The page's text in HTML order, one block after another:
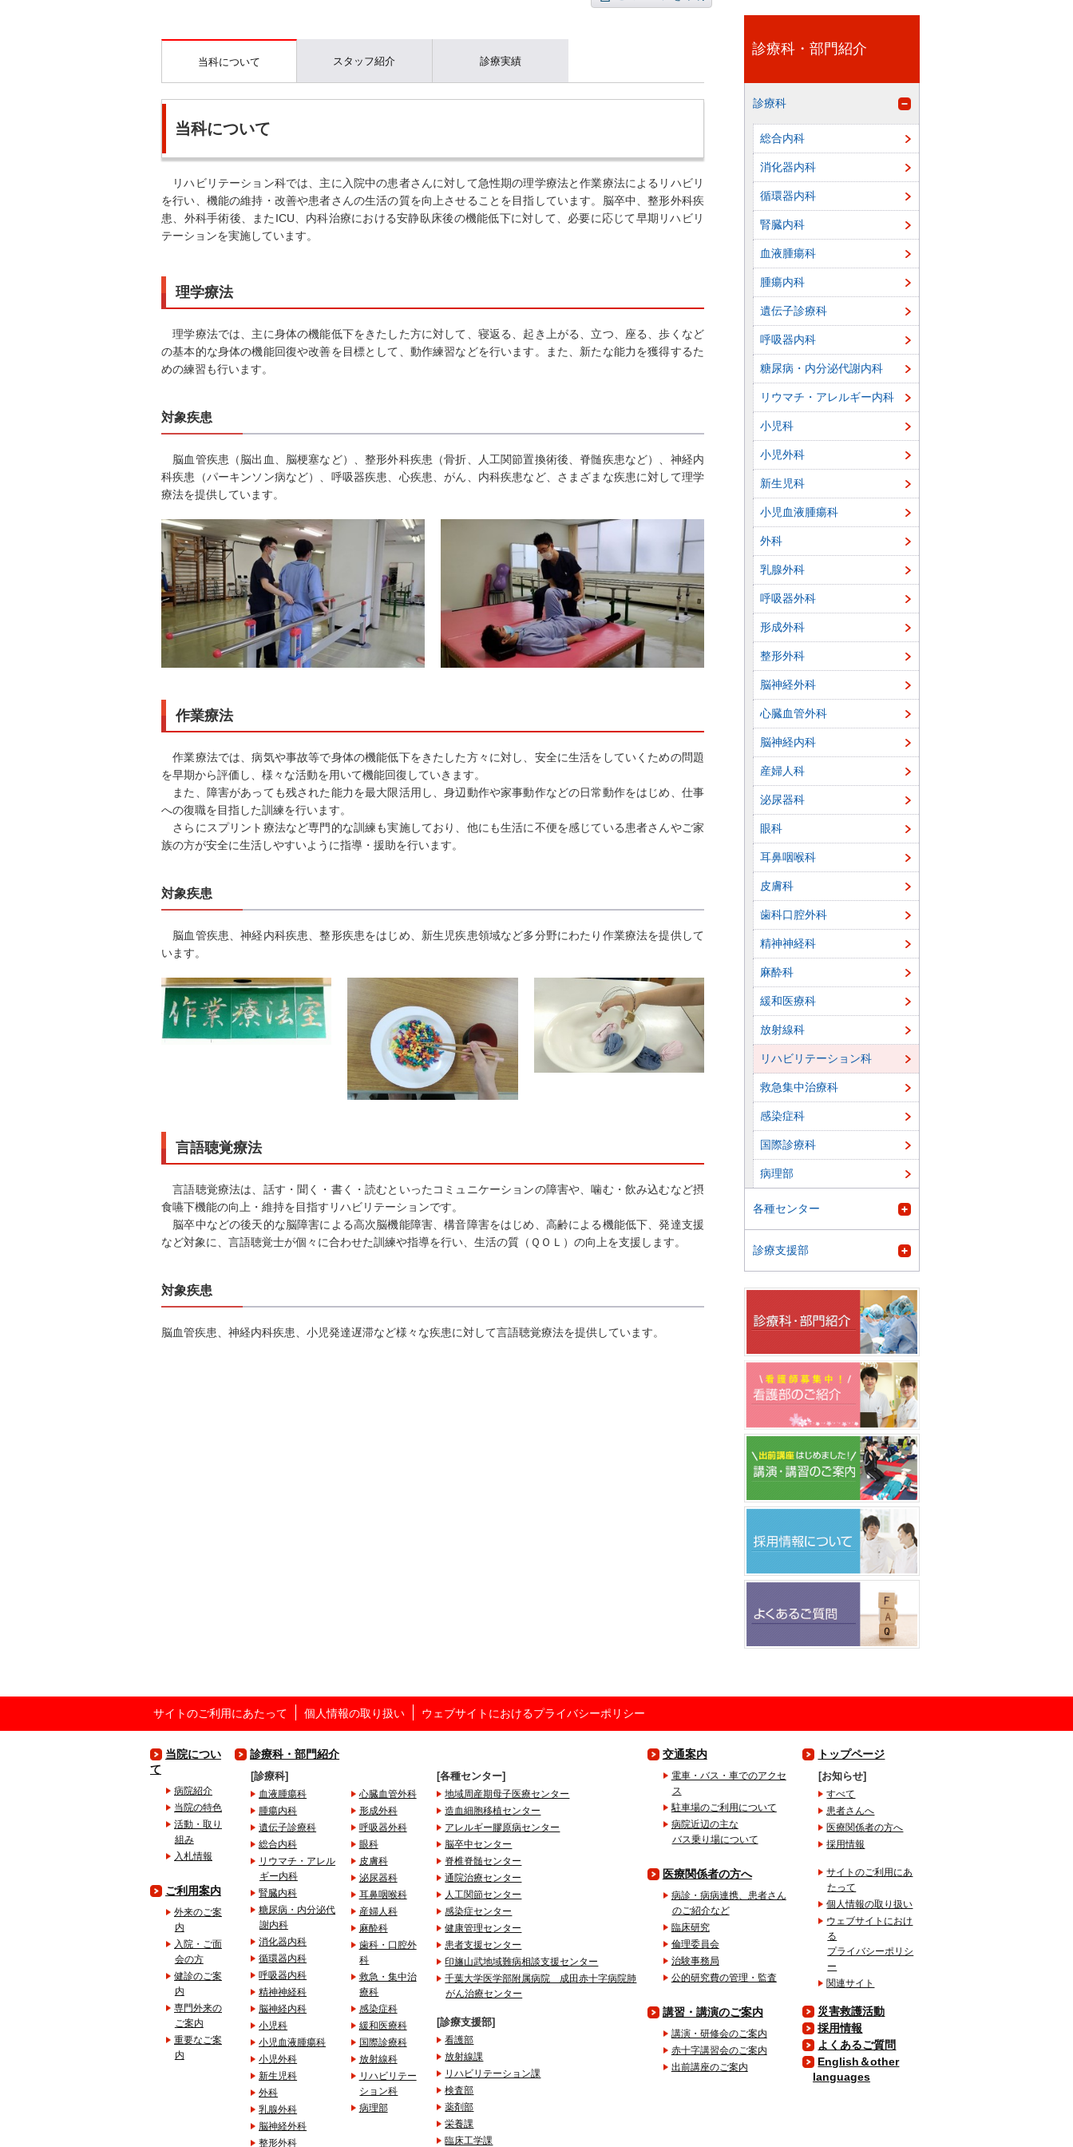
当科について スタッフ紹介 診療実績
当科について
リハビリテーション科では、主に入院中の患者さんに対して急性期の理学療法と作業療法によるリハビリ
を行い、機能の維持・改善や患者さんの生活の質を向上させることを目指しています。脳卒中、整形外科疾
患、外科手術後、またICU、内科治療における安静臥床後の機能低下に対して、必要に応じて早期リハビリ
テーションを実施しています。
理学療法
理学療法では、主に身体の機能低下をきたした方に対して、寝返る、起き上がる、立つ、座る、歩くなど
の基本的な身体の機能回復や改善を目標として、動作練習などを行います。また、新たな能力を獲得するた
めの練習も行います。
対象疾患
脳血管疾患（脳出血、脳梗塞など）、整形外科疾患（骨折、人工関節置換術後、脊髄疾患など）、神経内
科疾患（パーキンソン病など）、呼吸器疾患、心疾患、がん、内科疾患など、さまざまな疾患に対して理学
療法を提供しています。
作業療法
作業療法では、病気や事故等で身体の機能低下をきたした方々に対し、安全に生活をしていくための問題
を早期から評価し、様々な活動を用いて機能回復していきます。
また、障害があっても残された能力を最大限活用し、身辺動作や家事動作などの日常動作をはじめ、仕事
への復職を目指した訓練を行います。
さらにスプリント療法など専門的な訓練も実施しており、他にも生活に不便を感じている患者さんやご家
族の方が安全に生活しやすいように指導・援助を行います。
対象疾患
脳血管疾患、神経内科疾患、整形疾患をはじめ、新生児疾患領域など多分野にわたり作業療法を提供して
います。
言語聴覚療法
言語聴覚療法は、話す・聞く・書く・読むといったコミュニケーションの障害や、噛む・飲み込むなど摂
食嚥下機能の向上・維持を目指すリハビリテーションです。
脳卒中などの後天的な脳障害による高次脳機能障害、構音障害をはじめ、高齢による機能低下、発達支援
など対象に、言語聴覚士が個々に合わせた訓練や指導を行い、生活の質（ＱＯＬ）の向上を支援します。
対象疾患
脳血管疾患、神経内科疾患、小児発達遅滞など様々な疾患に対して言語聴覚療法を提供しています。
診療科・部門紹介
診療科
総合内科
消化器内科
循環器内科
腎臓内科
血液腫瘍科
腫瘍内科
遺伝子診療科
呼吸器内科
糖尿病・内分泌代謝内科
リウマチ・アレルギー内科
小児科
小児外科
新生児科
小児血液腫瘍科
外科
乳腺外科
呼吸器外科
形成外科
整形外科
脳神経外科
心臓血管外科
脳神経内科
産婦人科
泌尿器科
眼科
耳鼻咽喉科
皮膚科
歯科口腔外科
精神神経科
麻酔科
緩和医療科
放射線科
リハビリテーション科
救急集中治療科
感染症科
国際診療科
病理部
各種センター
診療支援部
サイトのご利用にあたって 個人情報の取り扱い ウェブサイトにおけるプライバシーポリシー
当院につい
て
病院紹介
当院の特色
活動・取り
組み
入札情報
ご利用案内
外来のご案
内
入院・ご面
会の方
健診のご案
内
専門外来の
ご案内
重要なご案
内
診療科・部門紹介
診療科
血液腫瘍科
腫瘍内科
遺伝子診療科
総合内科
リウマチ・アレル
ギー内科
腎臓内科
糖尿病・内分泌代
謝内科
消化器内科
循環器内科
呼吸器内科
精神神経科
脳神経内科
小児科
小児血液腫瘍科
小児外科
新生児科
外科
乳腺外科
脳神経外科
整形外科
心臓血管外科
形成外科
呼吸器外科
眼科
皮膚科
泌尿器科
耳鼻咽喉科
産婦人科
麻酔科
歯科・口腔外
科
救急・集中治
療科
感染症科
緩和医療科
国際診療科
放射線科
リハビリテー
ション科
病理部
各種センター
地域周産期母子医療センター
造血細胞移植センター
アレルギー膠原病センター
脳卒中センター
脊椎脊髄センター
通院治療センター
人工関節センター
感染症センター
健康管理センター
患者支援センター
印旛山武地域難病相談支援センター
千葉大学医学部附属病院 成田赤十字病院肺
がん治療センター
診療支援部
看護部
放射線課
リハビリテーション課
検査部
薬剤部
栄養課
臨床工学課
交通案内
電車・バス・車でのアクセ
ス
駐車場のご利用について
病院近辺の主な
バス乗り場について
医療関係者の方へ
病診・病病連携、患者さん
のご紹介など
臨床研究
倫理委員会
治験事務局
公的研究費の管理・監査
講習・講演のご案内
講演・研修会のご案内
赤十字講習会のご案内
出前講座のご案内
トップページ
お知らせ
すべて
患者さんへ
医療関係者の方へ
採用情報
サイトのご利用にあ
たって
個人情報の取り扱い
ウェブサイトにおけ
る
プライバシーポリシ
ー
関連サイト
災害救護活動
採用情報
よくあるご質問
English＆other
languages